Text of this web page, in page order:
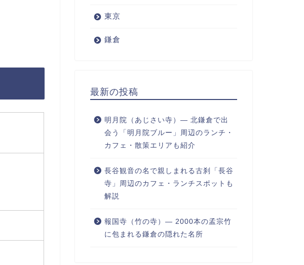
東京
鎌倉
最新の投稿
明月院（あじさい寺）― 北鎌倉で出
会う「明月院ブルー」周辺のランチ・
カフェ・散策エリアも紹介
長谷観音の名で親しまれる古刹「長谷
寺」周辺のカフェ・ランチスポットも
解説
報国寺（竹の寺）― 2000本の孟宗竹
に包まれる鎌倉の隠れた名所